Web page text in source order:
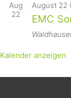
Aug
22
August 22
EMC
Kalender anzeigen